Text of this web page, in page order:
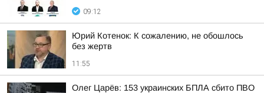
09:12
Юрий Котенок: К сожалению, не обошлось
без жертв
11:55
Олег Царёв: 153 украинских БПЛА сбито ПВО